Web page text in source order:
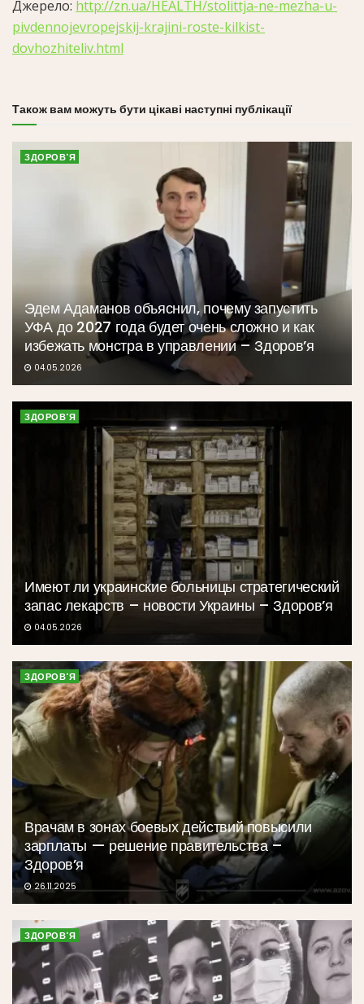
Джерело: http://zn.ua/HEALTH/stolittja-ne-mezha-u-
pivdennojevropejskij-krajini-roste-kilkist-
dovhozhiteliv.html
Також вам можуть бути цікаві наступні публікації
ЗДОРОВ'Я
Эдем Адаманов объяснил, почему запустить
УФА до 2027 года будет очень сложно и как
избежать монстра в управлении – Здоров’я
04.05.2026
ЗДОРОВ'Я
Имеют ли украинские больницы стратегический
запас лекарств – новости Украины – Здоров’я
04.05.2026
ЗДОРОВ'Я
Врачам в зонах боевых действий повысили
зарплаты — решение правительства –
Здоров’я
26.11.2025
ЗДОРОВ'Я